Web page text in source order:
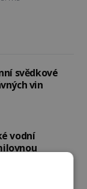
svědkové
vin
vodní